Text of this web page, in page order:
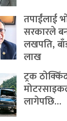
तपाईंलाई
सरकारले
लखपति,
लाख
ट्रक
लागेपछि…